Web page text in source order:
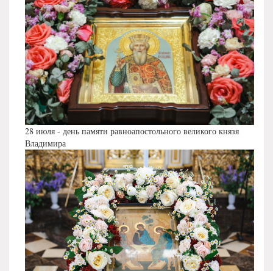
28 июля - день памяти равноапостольного великого князя
Владимира